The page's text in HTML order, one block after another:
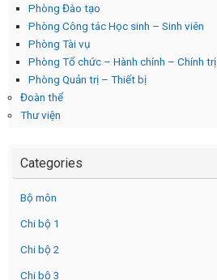
Phòng Đào tạo
Phòng Công tác Học sinh – Sinh viên
Phòng Tài vụ
Phòng Tổ chức – Hành chính – Chính trị
Phòng Quản trị – Thiết bị
Đoàn thể
Thư viện
Categories
Bộ môn
Chi bộ 1
Chi bộ 2
Chi bộ 3